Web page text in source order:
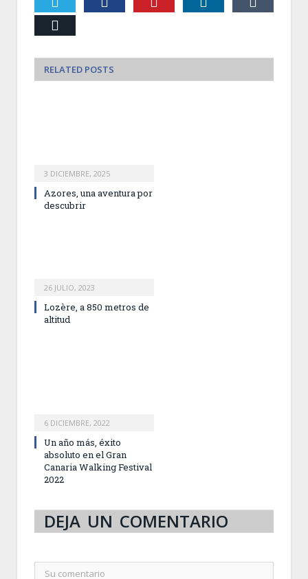
RELATED POSTS
3 DICIEMBRE, 2025
Azores, una aventura por
descubrir
26 JULIO, 2023
Lozère, a 850 metros de
altitud
6 DICIEMBRE, 2022
Un año más, éxito
absoluto en el Gran
Canaria Walking Festival
2022
DEJA UN COMENTARIO